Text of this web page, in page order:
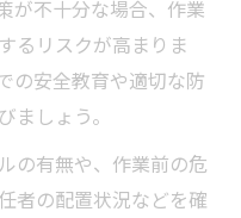
が不十分な場合、作業
るリスクが高まりま
の安全教育や適切な防
ましょう。
の有無や、作業前の危
者の配置状況などを確